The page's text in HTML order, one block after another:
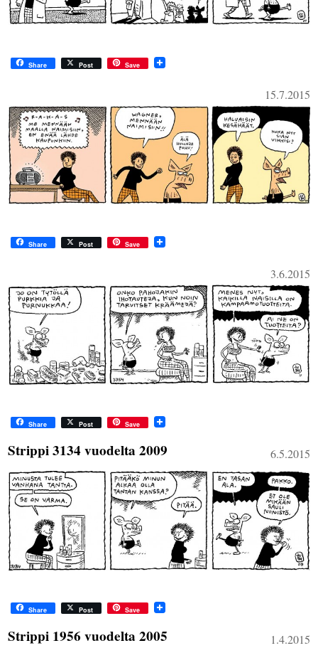
Share Post Save
15.7.2015
Share Post Save
3.6.2015
Share Post Save
6.5.2015
Strippi 3134 vuodelta 2009
Share Post Save
1.4.2015
Strippi 1956 vuodelta 2005